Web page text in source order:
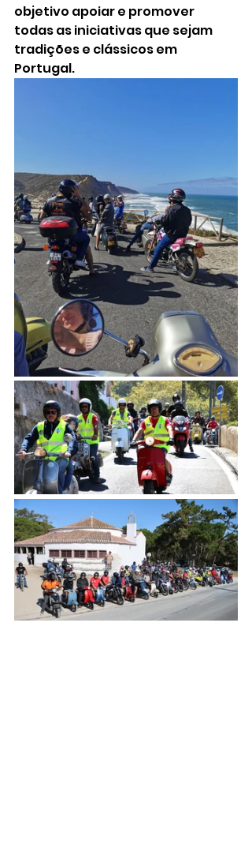
objetivo apoiar e promover
todas as iniciativas que sejam
tradições e clássicos em
Portugal.